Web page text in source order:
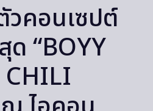
วคอนเซปต์
ด “BOYY
CHILI